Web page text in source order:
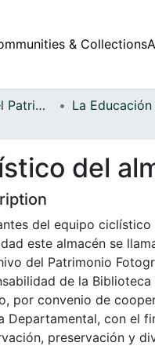
& Collections
Fondo Archivo del Patrimonio Fotográfico y Fílmico del Valle del Cauca
del
del equipo
este almacén se
del Patrimonio
de la
por convenio de
Departamental, con el
preservación y